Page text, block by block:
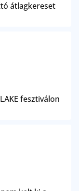
átlagkereset
fesztiválon